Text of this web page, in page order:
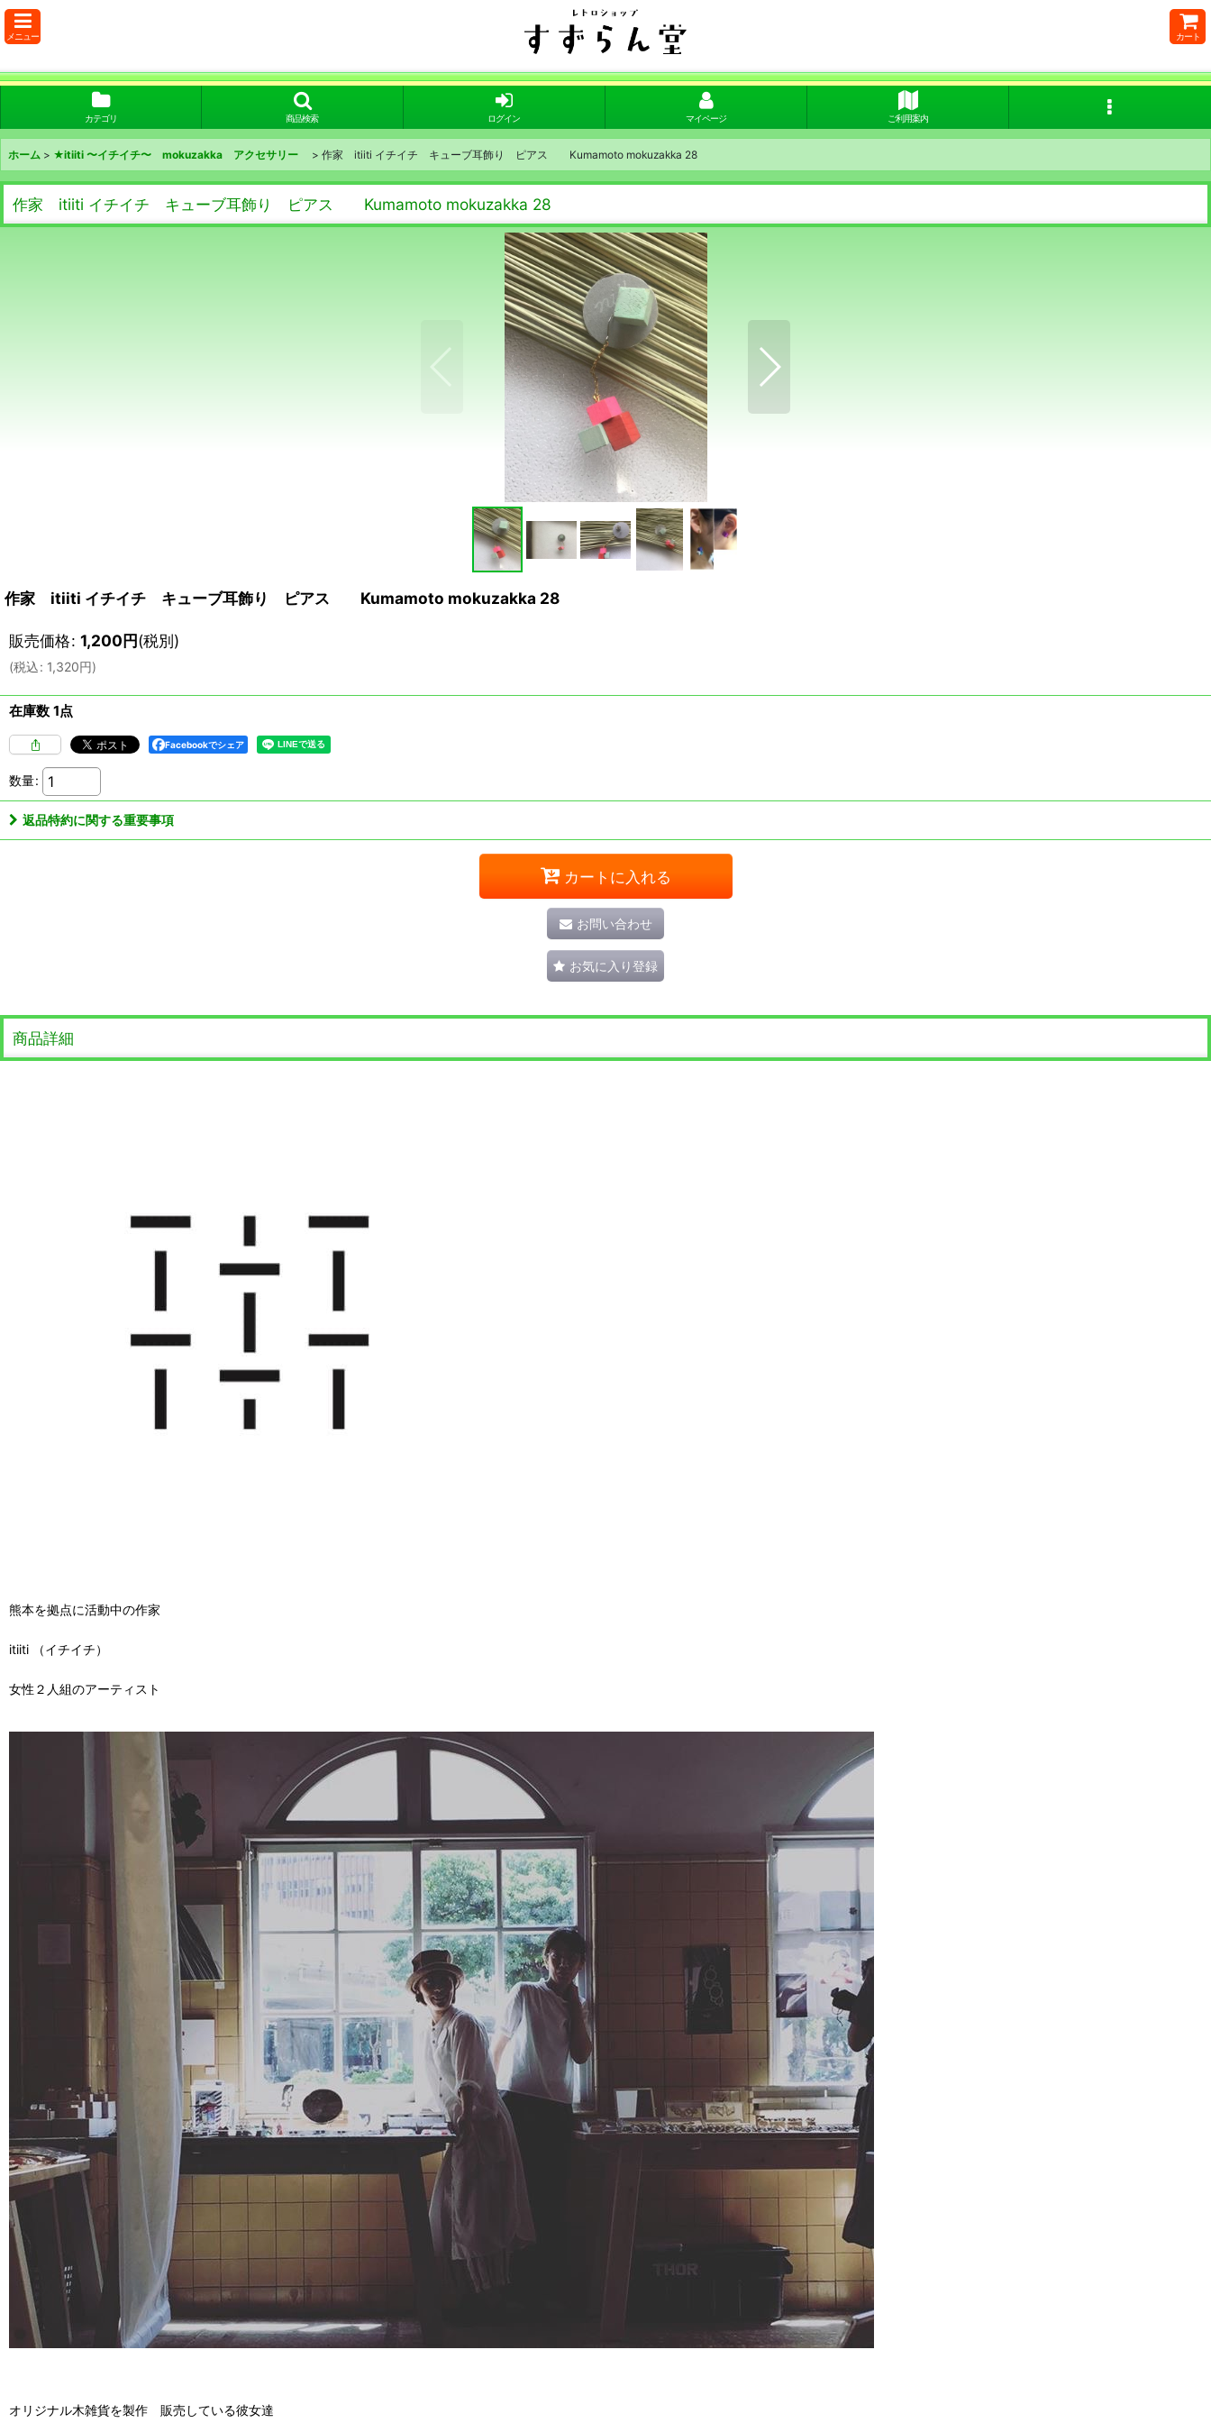
メニュー カート
カテゴリ 商品検索 ログイン マイページ ご利用案内
ホーム > ★itiiti 〜イチイチ〜 mokuzakka アクセサリー > 作家 itiiti イチイチ キューブ耳飾り ピアス Kumamoto mokuzakka 28
作家 itiiti イチイチ キューブ耳飾り ピアス Kumamoto mokuzakka 28
作家 itiiti イチイチ キューブ耳飾り ピアス Kumamoto mokuzakka 28
販売価格: 1,200円(税別)
(税込: 1,320円)
在庫数 1点
Facebookでシェア
数量:
返品特約に関する重要事項
カートに入れる
お問い合わせ
お気に入り登録
商品詳細
熊本を拠点に活動中の作家
itiiti （イチイチ）
女性２人組のアーティスト
オリジナル木雑貨を製作 販売している彼女達